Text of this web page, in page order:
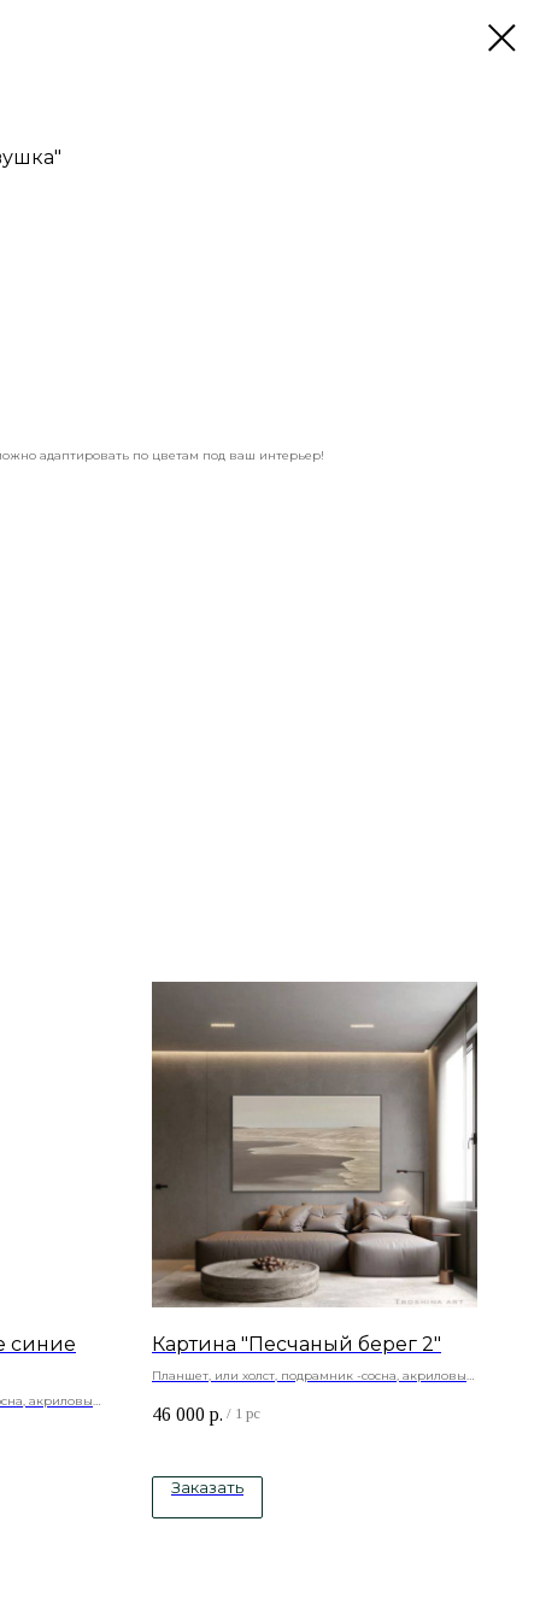
адаптировать по цветам под ваш интерьер!
синие
акриловые
Картина "Песчаный берег 2"
Планшет, или холст, подрамник -сосна, акриловые
46 000 р. / 1 pc
Заказать